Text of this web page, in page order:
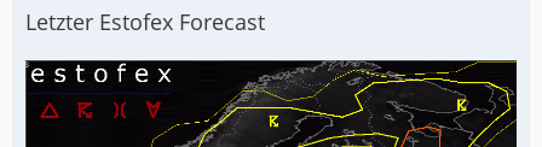
Letzter Estofex Forecast